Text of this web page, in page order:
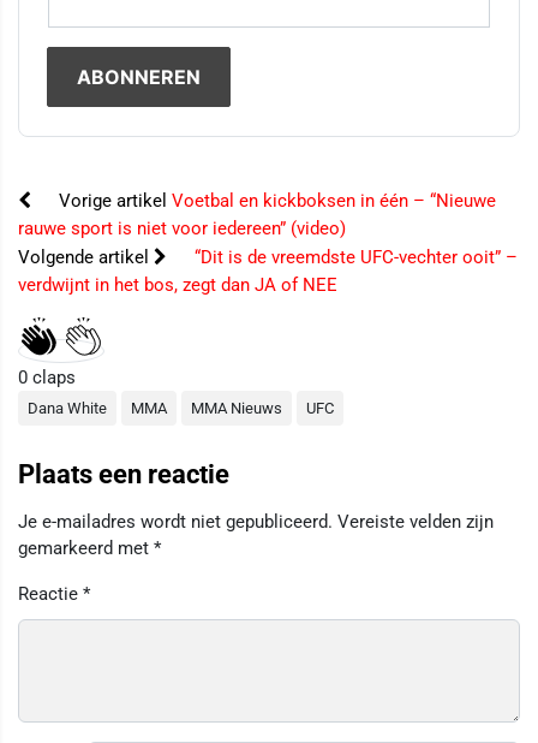
Vorige artikel Voetbal en kickboksen in één – “Nieuwe
rauwe sport is niet voor iedereen” (video)
Volgende artikel
“Dit is de vreemdste UFC-vechter ooit” –
verdwijnt in het bos, zegt dan JA of NEE
0 claps
Dana White MMA MMA Nieuws UFC
Plaats een reactie
Je e-mailadres wordt niet gepubliceerd. Vereiste velden zijn
gemarkeerd met *
Reactie *